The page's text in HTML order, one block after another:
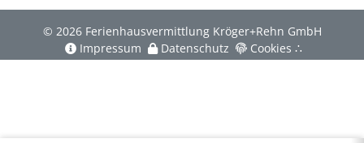
© 2026 Ferienhausvermittlung Kröger+Rehn GmbH
Impressum
Datenschutz Cookies ∴